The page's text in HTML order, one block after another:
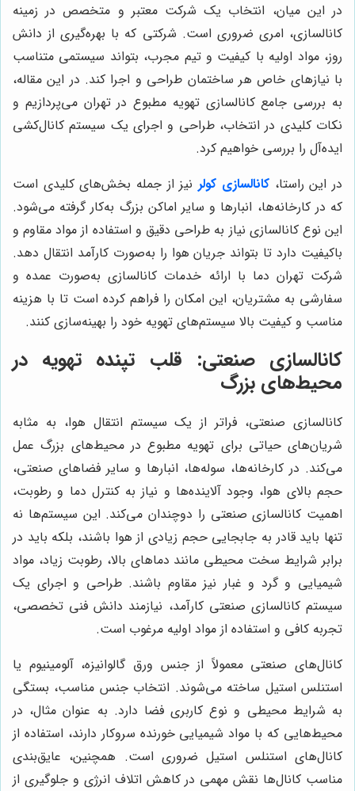
در این میان، انتخاب یک شرکت معتبر و متخصص در زمینه
کانالسازی، امری ضروری است. شرکتی که با بهره‌گیری از دانش
روز، مواد اولیه با کیفیت و تیم مجرب، بتواند سیستمی متناسب
با نیازهای خاص هر ساختمان طراحی و اجرا کند. در این مقاله،
به بررسی جامع کانالسازی تهویه مطبوع در تهران می‌پردازیم و
نکات کلیدی در انتخاب، طراحی و اجرای یک سیستم کانال‌کشی
ایده‌آل را بررسی خواهیم کرد.
در این راستا،کانالسازی کولرنیز از جمله بخش‌های کلیدی است
که در کارخانه‌ها، انبارها و سایر اماکن بزرگ به‌کار گرفته می‌شود.
این نوع کانالسازی نیاز به طراحی دقیق و استفاده از مواد مقاوم و
باکیفیت دارد تا بتواند جریان هوا را به‌صورت کارآمد انتقال دهد.
شرکت تهران دما با ارائه خدمات کانالسازی به‌صورت عمده و
سفارشی به مشتریان، این امکان را فراهم کرده است تا با هزینه
مناسب و کیفیت بالا سیستم‌های تهویه خود را بهینه‌سازی کنند.
کانالسازی صنعتی: قلب تپنده تهویه در
محیط‌های بزرگ
کانالسازی صنعتی، فراتر از یک سیستم انتقال هوا، به مثابه
شریان‌های حیاتی برای تهویه مطبوع در محیط‌های بزرگ عمل
می‌کند. در کارخانه‌ها، سوله‌ها، انبارها و سایر فضاهای صنعتی،
حجم بالای هوا، وجود آلاینده‌ها و نیاز به کنترل دما و رطوبت،
اهمیت کانالسازی صنعتی را دوچندان می‌کند. این سیستم‌ها نه
تنها باید قادر به جابجایی حجم زیادی از هوا باشند، بلکه باید در
برابر شرایط سخت محیطی مانند دماهای بالا، رطوبت زیاد، مواد
شیمیایی و گرد و غبار نیز مقاوم باشند. طراحی و اجرای یک
سیستم کانالسازی صنعتی کارآمد، نیازمند دانش فنی تخصصی،
تجربه کافی و استفاده از مواد اولیه مرغوب است.
کانال‌های صنعتی معمولاً از جنس ورق گالوانیزه، آلومینیوم یا
استنلس استیل ساخته می‌شوند. انتخاب جنس مناسب، بستگی
به شرایط محیطی و نوع کاربری فضا دارد. به عنوان مثال، در
محیط‌هایی که با مواد شیمیایی خورنده سروکار دارند، استفاده از
کانال‌های استنلس استیل ضروری است. همچنین، عایق‌بندی
مناسب کانال‌ها نقش مهمی در کاهش اتلاف انرژی و جلوگیری از